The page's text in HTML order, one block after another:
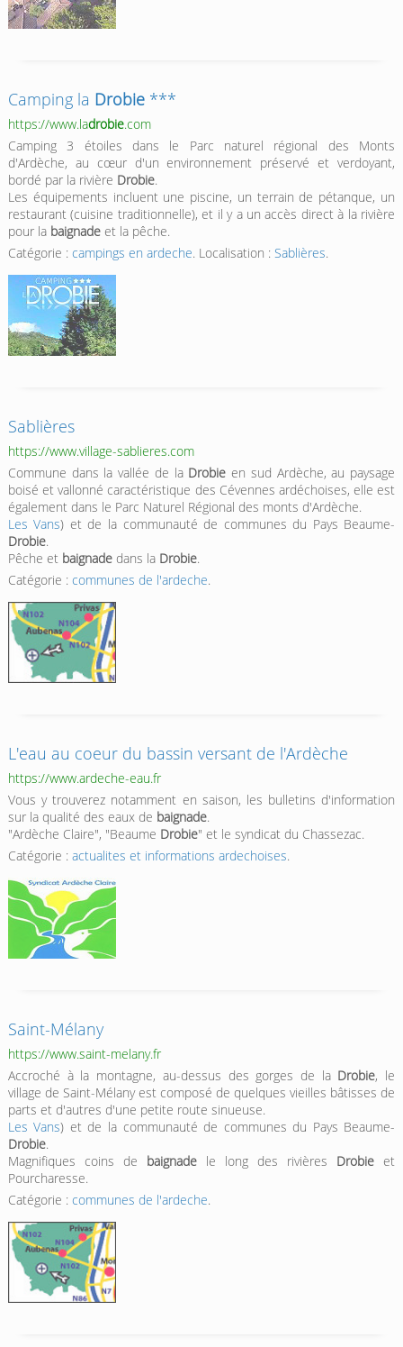
Camping la Drobie***
https://www.ladrobie.com
Camping 3 étoiles dans le Parc naturel régional des Monts
d'Ardèche, au cœur d'un environnement préservé et verdoyant,
bordé par la rivière Drobie.
Les équipements incluent une piscine, un terrain de pétanque, un
restaurant (cuisine traditionnelle), et il y a un accès direct à la rivière
pour la baignadeet la pêche.
Catégorie : campings en ardeche. Localisation : Sablières.
Sablières
https://www.village-sablieres.com
Commune dans la vallée de la Drobie en sud Ardèche, au paysage
boisé et vallonné caractéristique des Cévennes ardéchoises, elle est
également dans le Parc Naturel Régional des monts d'Ardèche.
Les Vans) et de la communauté de communes du Pays Beaume-
Drobie.
Pêche et baignadedans la Drobie.
Catégorie : communes de l'ardeche.
L'eau au coeur du bassin versant de l'Ardèche
https://www.ardeche-eau.fr
Vous y trouverez notamment en saison, les bulletins d'information
sur la qualité des eaux de baignade.
"Ardèche Claire", "Beaume Drobie" et le syndicat du Chassezac.
Catégorie : actualites et informations ardechoises.
Saint-Mélany
https://www.saint-melany.fr
Accroché à la montagne, au-dessus des gorges de la Drobie, le
village de Saint-Mélany est composé de quelques vieilles bâtisses de
parts et d'autres d'une petite route sinueuse.
Les Vans) et de la communauté de communes du Pays Beaume-
Drobie.
Magnifiques coins de baignadele long des rivières Drobie et
Pourcharesse.
Catégorie : communes de l'ardeche.